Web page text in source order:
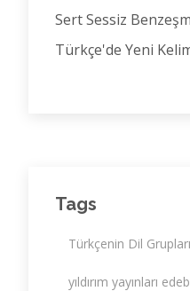
Sert Sessiz
Türkçe'de Yeni
Tags
Türkçenin Dil
yıldırım yayınları